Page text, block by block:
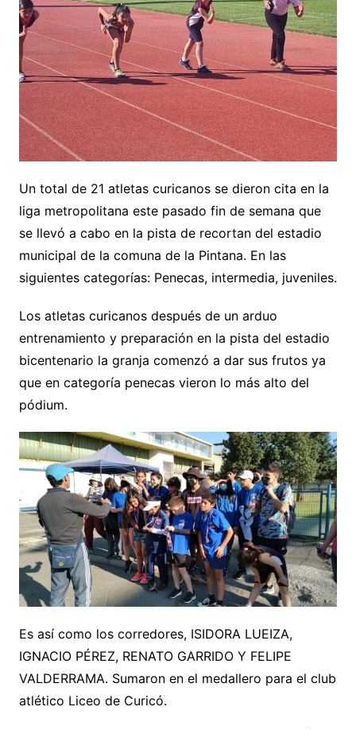
Un total de 21 atletas curicanos se dieron cita en la
liga metropolitana este pasado fin de semana que
se llevó a cabo en la pista de recortan del estadio
municipal de la comuna de la Pintana. En las
siguientes categorías: Penecas, intermedia, juveniles.
Los atletas curicanos después de un arduo
entrenamiento y preparación en la pista del estadio
bicentenario la granja comenzó a dar sus frutos ya
que en categoría penecas vieron lo más alto del
pódium.
Es así como los corredores, ISIDORA LUEIZA,
IGNACIO PÉREZ, RENATO GARRIDO Y FELIPE
VALDERRAMA. Sumaron en el medallero para el club
atlético Liceo de Curicó.